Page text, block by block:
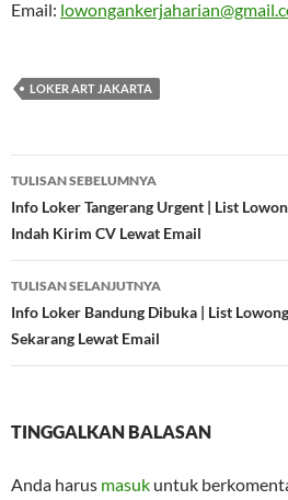
Email:
LOKER ART JAKARTA
Navigasi
Tulisan
TULISAN SEBELUMNYA
Info Loker Tangerang Urgent | List
Indah Kirim CV Lewat Email
TULISAN SELANJUTNYA
Info Loker Bandung Dibuka | List
Sekarang Lewat Email
TINGGALKAN BALASAN
Anda harus masuk untuk